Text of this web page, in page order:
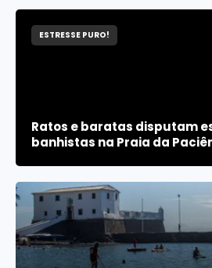
ESTRESSE PURO!
Ratos e baratas disputam
banhistas na Praia da